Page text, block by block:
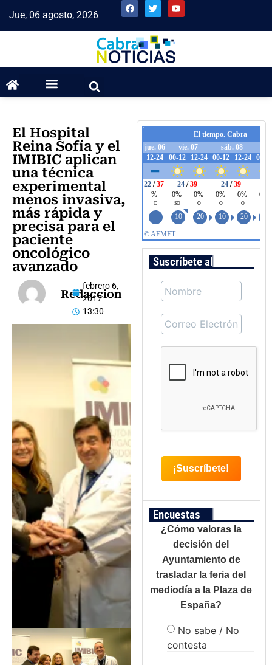
Jue, 06 agosto, 2026
El Hospital
Reina Sofía y el
IMIBIC aplican
una técnica
experimental
menos invasiva,
más rápida y
precisa para el
paciente
oncológico
avanzado
Redaccion
febrero 6,
2017
13:30
Suscríbete al boletín
Encuestas
¿Cómo valoras la
decisión del
Ayuntamiento de
trasladar la feria del
mediodía a la Plaza de
España?
No sabe / No
contesta